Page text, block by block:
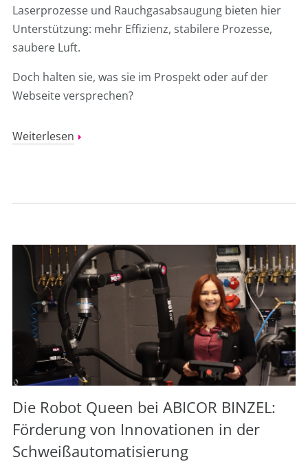
Laserprozesse und Rauchgasabsaugung bieten hier
Unterstützung: mehr Effizienz, stabilere Prozesse,
saubere Luft.
Doch halten sie, was sie im Prospekt oder auf der
Webseite versprechen?
Weiterlesen
Die Robot Queen bei ABICOR BINZEL:
Förderung von Innovationen in der
Schweißautomatisierung